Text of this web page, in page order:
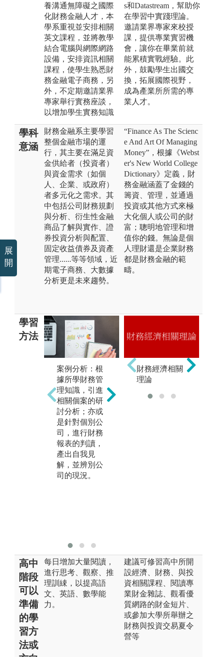
養溝通無障礙之國際
化財務金融人才，本
學系重視並安排相關
英文課程，並將教學
結合電腦與網際網路
設備，安排資訊相關
課程，使學生熟悉財
務金融電子商務，另
外，不定期邀請業界
專家舉行實務座談，
以增加學生實務知識
s和Datastream，幫助你
在學習中實踐理論。
邀請業界專家來校授
課，提供專業實習機
會，讓你在畢業前就
能累積實戰經驗。此
外，鼓勵學生出國交
換，拓展國際視野，
成為產業所所需的專
業人才。
學科
意涵
財務金融系主要學習
整個金融市場的運
行，其主要在滿足資
金供給者（投資者）
與資金需求（如個
人、企業、或政府）
者多元化之需求。其
中包括公司財務規劃
與分析、衍生性金融
商品了解與實作、證
券投資分析與配置、
固定收益債券及資產
管理......等等領域，近
期電子商務、大數據
分析更是未來趨勢。
“Finance As The Scienc
e And Art Of Managing
Money”，根據《Webst
er's New World College
Dictionary》定義，財
務金融涵蓋了金錢的
籌資、管理，並通過
投資或其他方式來極
大化個人或公司的財
富；聰明地管理和增
值你的錢。無論是個
人理財還是企業財務
都是財務金融的範
疇。
學習
方法
案例分析：根
據所學財務管
理知識，引進
相關個案的研
討分析；亦或
是針對個別公
司，進行財務
報表的判讀，
產出自我見
解，並辨別公
司的現況。
理論課程：透
過理論課程的
養對數字的敏
財務經濟相關
理論
高中
階段
可以
準備
的學
習方
法或
每日增加大量閱讀，
進行思考、觀察、推
理訓綀，以提高語
文、英語、數學能
力。
建議可修習高中所開
設經濟、財務、與投
資相關課程、閱讀專
業財金雜誌、觀看優
質網路的財金短片、
或參加大學所舉辦之
財務與投資交易夏令
營等
展
開